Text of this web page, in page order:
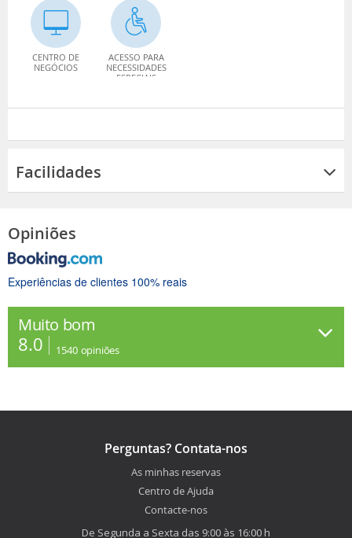
CENTRO DE
NEGÓCIOS
ACESSO PARA
NECESSIDADES
ESPECIAIS
Facilidades
Opiniões
Experiências de clientes 100% reais
Muito bom
8.0 1540 opiniões
Perguntas? Contata-nos
As minhas reservas
Centro de Ajuda
Contacte-nos
De Segunda a Sexta das 9:00 às 16:00 h